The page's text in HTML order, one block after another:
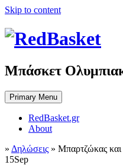
Skip to content
Μπάσκετ
Primary Menu
RedBasket.gr
About
» Δηλώσεις » Μπαρτζώκας και
15Sep